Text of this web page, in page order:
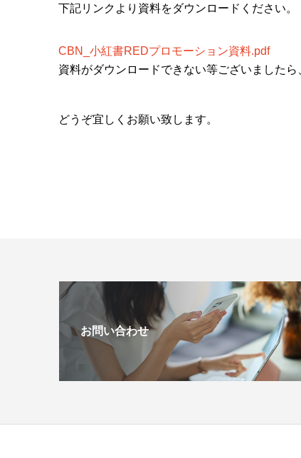
下記リンクより資料をダウンロードください。
CBN_小紅書REDプロモーション資料.pdf
資料がダウンロードできない等ございました
どうぞ宜しくお願い致します。
お問い合わせ